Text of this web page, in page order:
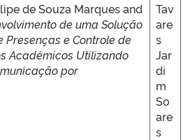
de Souza Marques and
de uma Solução
Presenças e Controle de
Acadêmicos Utilizando
por
Tav
are
s
Jar
di
m
So
are
s